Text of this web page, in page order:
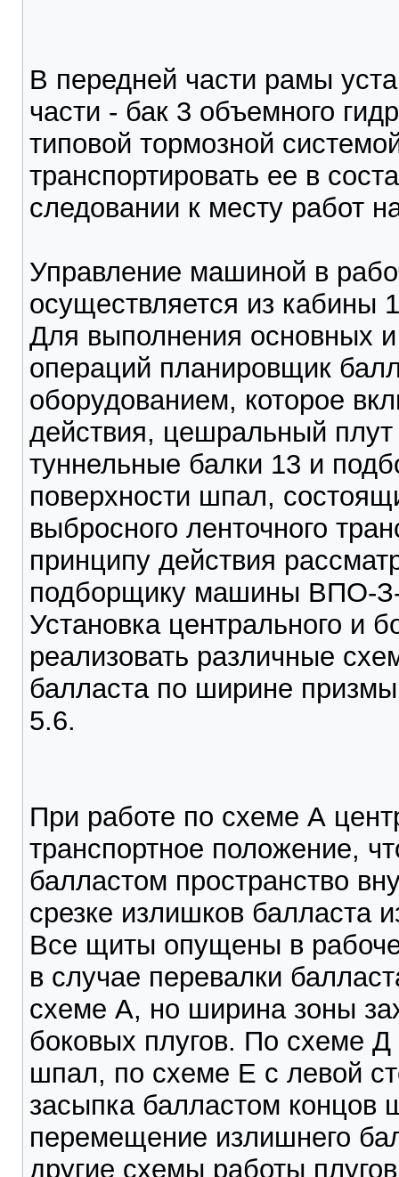
В передней части рамы
части - бак 3 объемного
типовой тормозной
транспортировать ее в
следовании к месту работ
Управление машиной в
осуществляется из кабины
Для выполнения основных и
операций планировщик
оборудованием, которое
действия, цешральный
туннельные балки 13 и
поверхности шпал,
выбросного ленточного
принципу действия
подборщику машины ВПО-
Установка центрального и
реализовать различные
балласта по ширине
5.6.
При работе по схеме А
транспортное положение,
балластом пространство
срезке излишков балласта
Все щиты опущены в
в случае перевалки
схеме А, но ширина зоны
боковых плугов. По схеме
шпал, по схеме Е с левой
засыпка балластом
перемещение излишнего
другие схемы работы